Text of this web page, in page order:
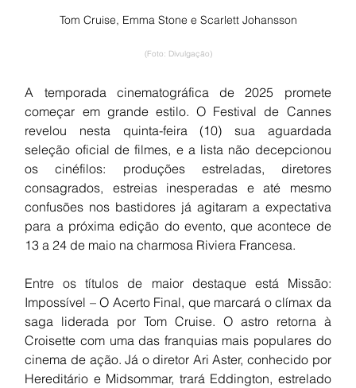
Tom Cruise, Emma Stone e Scarlett Johansson
(Foto: Divulgação)
A temporada cinematográfica de 2025 promete
começar em grande estilo. O Festival de Cannes
revelou nesta quinta-feira (10) sua aguardada
seleção oficial de filmes, e a lista não decepcionou
os cinéfilos: produções estreladas, diretores
consagrados, estreias inesperadas e até mesmo
confusões nos bastidores já agitaram a expectativa
para a próxima edição do evento, que acontece de
13 a 24 de maio na charmosa Riviera Francesa.
Entre os títulos de maior destaque está Missão:
Impossível – O Acerto Final, que marcará o clímax da
saga liderada por Tom Cruise. O astro retorna à
Croisette com uma das franquias mais populares do
cinema de ação. Já o diretor Ari Aster, conhecido por
Hereditário e Midsommar, trará Eddington, estrelado